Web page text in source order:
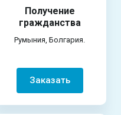
Получение
гражданства
Румыния, Болгария.
Заказать